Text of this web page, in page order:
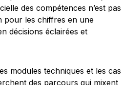
des compétences n’est pas
pour les chiffres en une
décisions éclairées et
modules techniques et les cas
des parcours qui mixent